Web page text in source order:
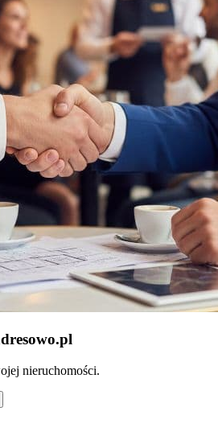
.pl
nieruchomości.